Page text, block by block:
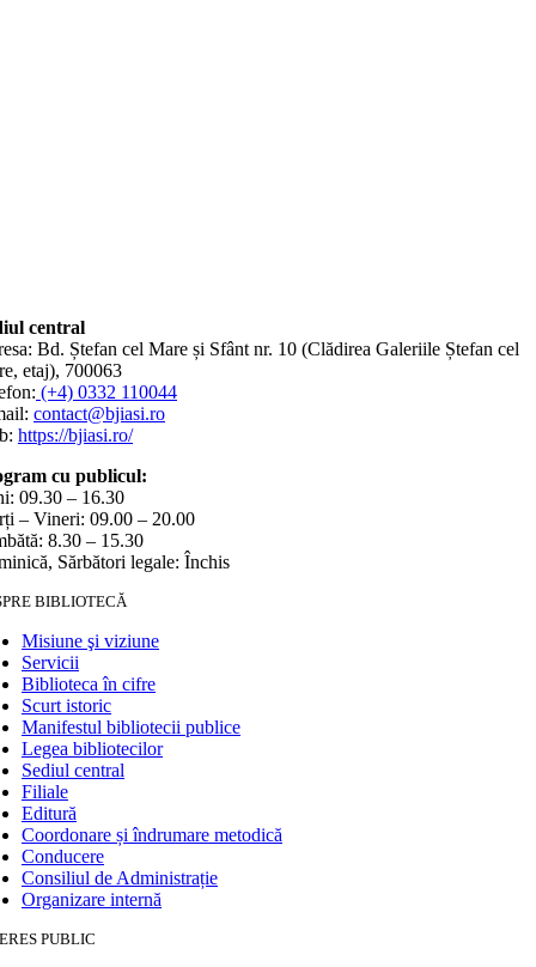
central
Bd. Ștefan cel Mare și Sfânt nr. 10 (Clădirea Galeriile Ștefan cel
etaj), 700063
(+4) 0332 110044
contact@bjiasi.ro
https://bjiasi.ro/
cu publicul:
09.30 – 16.30
– Vineri: 09.00 – 20.00
8.30 – 15.30
Sărbători legale: Închis
BIBLIOTECĂ
Misiune şi viziune
Servicii
Biblioteca în cifre
Scurt istoric
Manifestul bibliotecii publice
Legea bibliotecilor
Sediul central
Filiale
Editură
Coordonare și îndrumare metodică
Conducere
Consiliul de Administrație
Organizare internă
PUBLIC